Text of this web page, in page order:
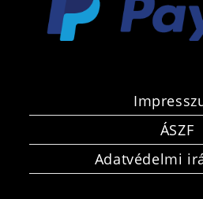
ÁSZF
Adatvédelmi